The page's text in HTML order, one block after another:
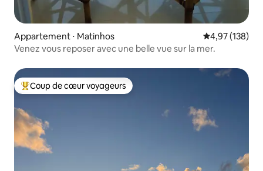
Appartement ⋅ Matinhos Évaluation
4,97 (138)
Venez vous reposer avec une belle vue sur la mer.
Coups de cœur voyageurs les plus appréciés
Coup de cœur voyageurs